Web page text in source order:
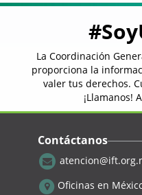
>> Infografía
La Coordinación
proporciona la
valer tus derechos.
¡Llamanos!
Contáctanos
Oficinas en